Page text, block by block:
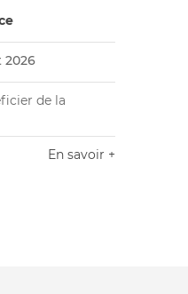
2026
de la
En savoir +